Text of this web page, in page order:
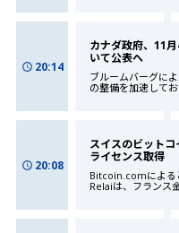
20:14
カナダ政府、11
いて公表へ
ブルームバーグに
の整備を加速して
20:08
スイスのビット
ライセンス取得
Bitcoin.comによる
Relaiは、フランス